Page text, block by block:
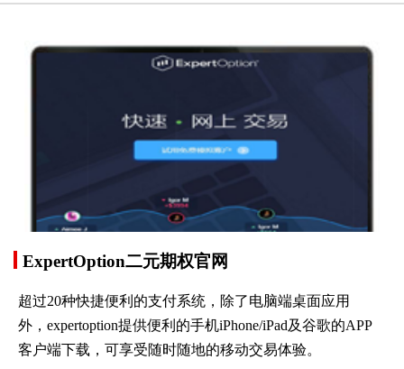
ExpertOption二元期权官网
超过20种快捷便利的支付系统，除了电脑端桌面应用
外，expertoption提供便利的手机iPhone/iPad及谷歌的APP
客户端下载，可享受随时随地的移动交易体验。